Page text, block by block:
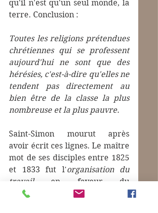
qu'il n'est qu'un seul monde, la
terre. Conclusion :
Toutes les religions prétendues
chrétiennes qui se professent
aujourd'hui ne sont que des
hérésies, c'est-à-dire qu'elles ne
tendent pas directement au
bien être de la classe la plus
nombreuse et la plus pauvre.
Saint-Simon mourut après
avoir écrit ces lignes. Le maître
mot de ses disciples entre 1825
et 1833 fut l'organisation du
travail
prolétariat
. À l'exception du